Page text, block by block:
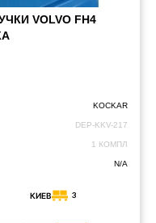
VOLVO FH4
KOCKAR
DEP-KKV-217
1 КОМПЛ
N/A
КИЕВ 3